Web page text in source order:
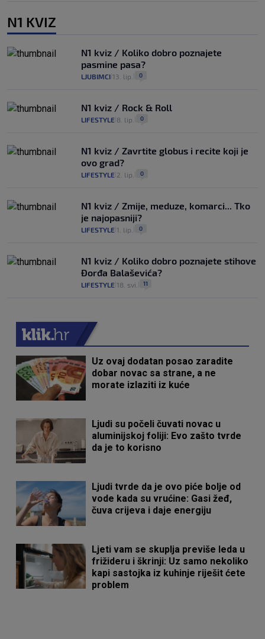
N1 KVIZ
N1 kviz / Koliko dobro poznajete
pasmine pasa?
LJUBIMCI 13. lip. 0
N1 kviz / Rock & Roll
LIFESTYLE 8. lip. 0
N1 kviz / Zavrtite globus i recite koji je
ovo grad?
LIFESTYLE 2. lip. 0
N1 kviz / Zmije, meduze, komarci... Tko
je najopasniji?
LIFESTYLE 1. lip. 0
N1 kviz / Koliko dobro poznajete stihove
Đorđa Balaševića?
LIFESTYLE 18. svi. 11
Uz ovaj dodatan posao zaradite
dobar novac sa strane, a ne
morate izlaziti iz kuće
Ljudi su počeli čuvati novac u
aluminijskoj foliji: Evo zašto tvrde
da je to korisno
Ljudi tvrde da je ovo piće bolje od
vode kada su vrućine: Gasi žeđ,
čuva crijeva i daje energiju
Ljeti vam se skuplja previše leda u
frižideru i škrinji: Uz samo nekoliko
kapi sastojka iz kuhinje riješit ćete
problem